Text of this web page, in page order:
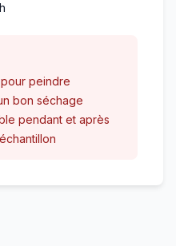
pour peindre
bon séchage
pendant et après